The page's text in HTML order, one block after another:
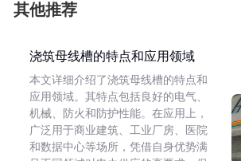
其他推荐
浇筑母线槽的特点和应用领域
本文详细介绍了浇筑母线槽的特点和
应用领域。其特点包括良好的电气、
机械、防火和防护性能。在应用上，
广泛用于商业建筑、工业厂房、医院
和数据中心等场所，凭借自身优势满